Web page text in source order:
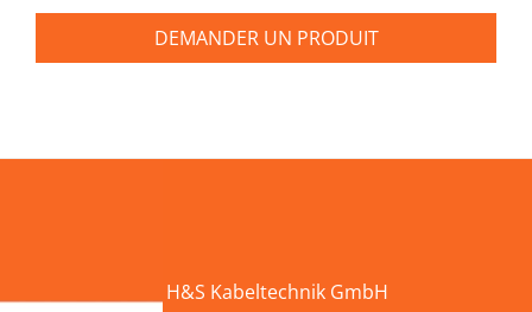
DEMANDER UN PRODUIT
H&S Kabeltechnik GmbH